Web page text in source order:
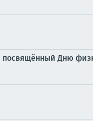
посвящённый Дню